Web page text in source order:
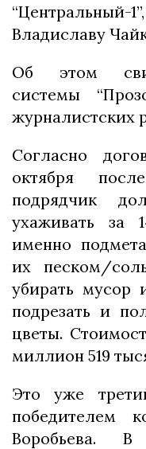
Владиславу
Об этом
системы
журналистских
Согласно
октября
подрядчик
ухаживать за
именно
их песком/
убирать мусор
подрезать и
цветы.
миллион 519
Это уже
победителем
Воробьева.